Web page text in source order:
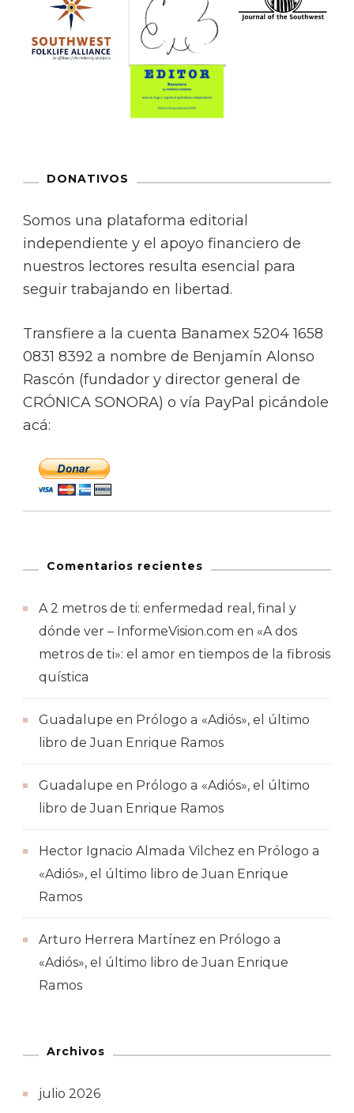
DONATIVOS
Somos una plataforma editorial
independiente y el apoyo financiero de
nuestros lectores resulta esencial para
seguir trabajando en libertad.
Transfiere a la cuenta Banamex 5204 1658
0831 8392 a nombre de Benjamín Alonso
Rascón (fundador y director general de
CRÓNICA SONORA) o vía PayPal picándole
acá:
Comentarios recientes
A 2 metros de ti: enfermedad real, final y
dónde ver – InformeVision.com en «A dos
metros de ti»: el amor en tiempos de la fibrosis
quística
Guadalupe en Prólogo a «Adiós», el último
libro de Juan Enrique Ramos
Guadalupe en Prólogo a «Adiós», el último
libro de Juan Enrique Ramos
Hector Ignacio Almada Vilchez en Prólogo a
«Adiós», el último libro de Juan Enrique
Ramos
Arturo Herrera Martínez en Prólogo a
«Adiós», el último libro de Juan Enrique
Ramos
Archivos
julio 2026